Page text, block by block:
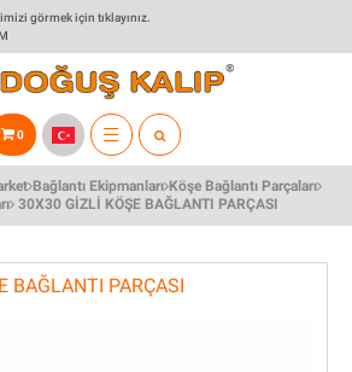
görmek için tıklayınız.
0
TOGGLE
NAVIGATION
Bağlantı Ekipmanları Köşe Bağlantı Parçaları
30X30 GIZLI KÖŞE BAĞLANTI PARÇASI
BAĞLANTI PARÇASI